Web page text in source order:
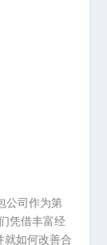
公司作为第
凭借丰富经
就如何改善合